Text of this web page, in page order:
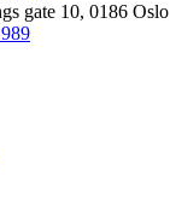
gate 10, 0186 Oslo